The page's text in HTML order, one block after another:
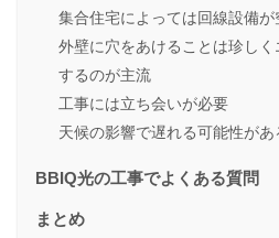
集合住宅によっては回線設備
外壁に穴をあけることは珍し
するのが主流
工事には立ち会いが必要
天候の影響で遅れる可能性があ
BBIQ光の工事でよくある質問
まとめ